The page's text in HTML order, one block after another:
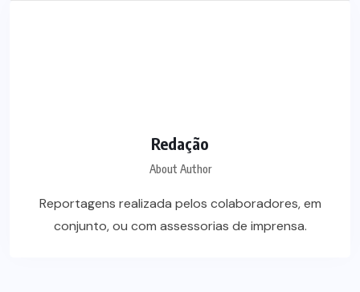
Redação
About Author
Reportagens realizada pelos colaboradores, em
conjunto, ou com assessorias de imprensa.